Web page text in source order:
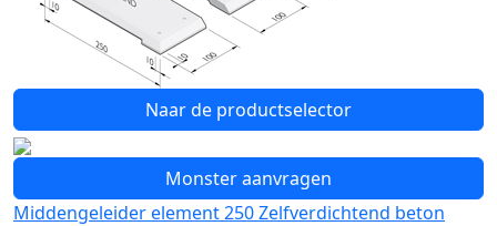
Naar de productselector
Monster aanvragen
Middengeleider element 250 Zelfverdichtend beton